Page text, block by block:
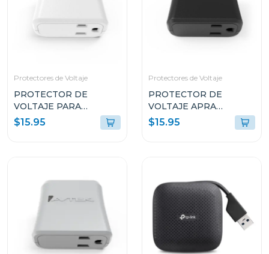
Protectores de Voltaje
PROTECTOR DE
VOLTAJE PARA
EQUIPOS DOMESTICOS
PTED1T51
$15.95
Protectores de Voltaje
PROTECTOR DE
VOLTAJE APRA
EQUIPOS ELECTRICOS
PTE1T51
$15.95